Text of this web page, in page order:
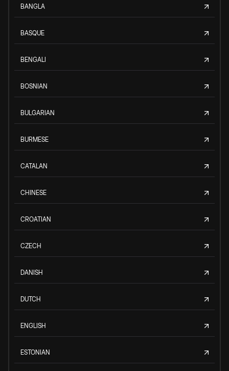
BANGLA
BASQUE
BENGALI
BOSNIAN
BULGARIAN
BURMESE
CATALAN
CHINESE
CROATIAN
CZECH
DANISH
DUTCH
ENGLISH
ESTONIAN